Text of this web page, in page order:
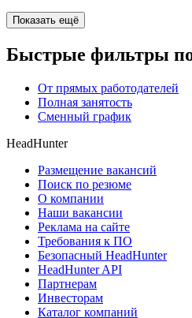
Показать ещё
Быстрые фильтры
От прямых работодателей
Полная занятость
Сменный график
HeadHunter
Размещение вакансий
Поиск по резюме
О компании
Наши вакансии
Реклама на сайте
Требования к ПО
Безопасный HeadHunter
HeadHunter API
Партнерам
Инвесторам
Каталог компаний